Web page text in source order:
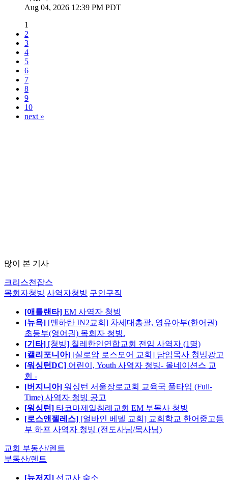
Aug 04, 2026 12:39 PM PDT
1
2
3
4
5
6
7
8
9
10
next »
많이 본 기사
크리스천잡스
목회자청빙 사역자청빙 구인구직
[애틀랜타] EM 사역자 청빙
[뉴욕] [맨하탄 IN2교회] 차세대총괄, 영유아부(한어권)
초등부(영어권) 목회자 청빙.
[기타] [청빙] 칠레한인연합교회 전임 사역자 (1명)
[캘리포니아] [실로암 로스모어 교회] 담임목사 청빙광고
[워싱턴DC] 어린이, Youth 사역자 청빙- 올네이션스 교
회 -
[버지니아] 워싱턴 서울장로교회 교육국 풀타임 (Full-
Time) 사역자 청빙 공고
[워싱턴] 타코마제일침례교회 EM 부목사 청빙
[로스앤젤레스] [얼바인 베델 교회] 교회학교 한어중고등
부 하프 사역자 청빙 (전도사님/목사님)
교회 부동산/렌트
부동산/렌트
[뉴저지] 선교사 숙소